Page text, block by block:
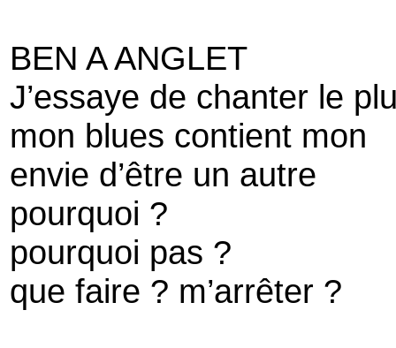
BEN A ANGLET
J’essaye de chanter le
mon blues contient mon
envie d’être un autre
pourquoi ?
pourquoi pas ?
que faire ? m’arrêter ?